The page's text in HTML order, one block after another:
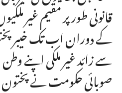
قانونی طور پر مقیم غیر
کے دوران اب تک
سے زائد غیر ملکی اپنے
صوبائی حکومت نے